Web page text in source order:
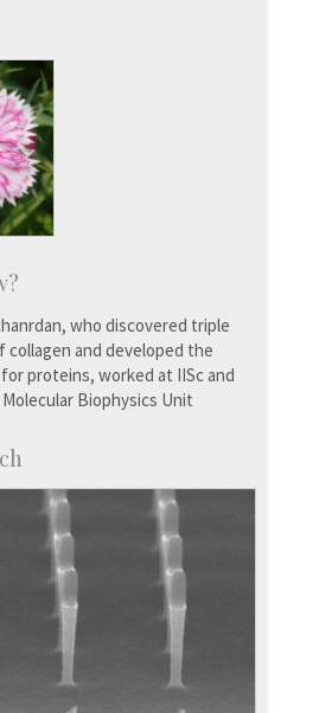
who discovered triple
and developed the
proteins, worked at IISc and
Biophysics Unit